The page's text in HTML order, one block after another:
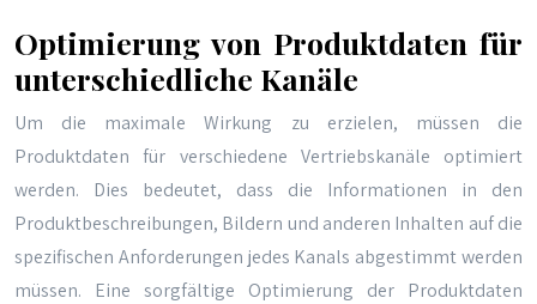
Optimierung von Produktdaten für
unterschiedliche Kanäle
Um die maximale Wirkung zu erzielen, müssen die
Produktdaten für verschiedene Vertriebskanäle optimiert
werden. Dies bedeutet, dass die Informationen in den
Produktbeschreibungen, Bildern und anderen Inhalten auf die
spezifischen Anforderungen jedes Kanals abgestimmt werden
müssen. Eine sorgfältige Optimierung der Produktdaten